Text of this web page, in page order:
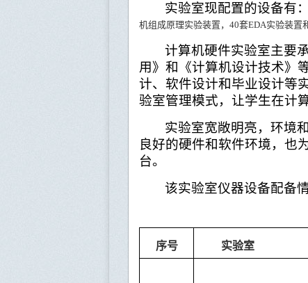
实验室现配置的设备有：
机组成原理实验装置， 40套EDA实验装置
计算机硬件实验室主要
用》和《计算机设计技术》
计、软件设计和毕业设计等
验室管理模式，让学生在计
实验室宽敞明亮，环境
良好的硬件和软件环境，也
台。
该实验室仪器设备配备
序号 实验室